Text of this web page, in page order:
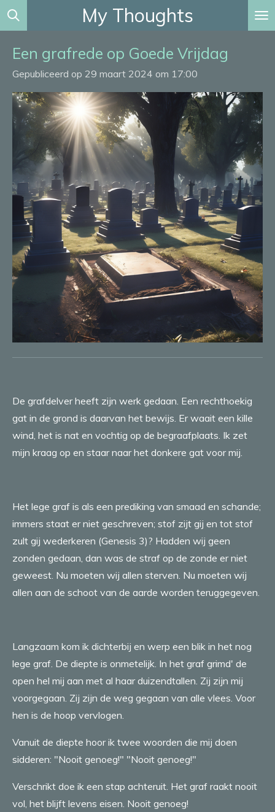
Ga
direct
naar
hoofdinhoud
My Thoughts
Een grafrede op Goede Vrijdag
Gepubliceerd op 29 maart 2024 om 17:00
De grafdelver heeft zijn werk gedaan. Een rechthoekig
gat in de grond is daarvan het bewijs. Er waait een kille
wind, het is nat en vochtig op de begraafplaats. Ik zet
mijn kraag op en staar naar het donkere gat voor mij.
Het lege graf is als een prediking van smaad en schande;
immers staat er niet geschreven; stof zijt gij en tot stof
zult gij wederkeren (Genesis 3)? Hadden wij geen
zonden gedaan, dan was de straf op de zonde er niet
geweest. Nu moeten wij allen sterven. Nu moeten wij
allen aan de schoot van de aarde worden teruggegeven.
Langzaam kom ik dichterbij en werp een blik in het nog
lege graf. De diepte is onmetelijk. In het graf grimd' de
open hel mij aan met al haar duizendtallen. Zij zijn mij
voorgegaan. Zij zijn de weg gegaan van alle vlees. Voor
hen is de hoop vervlogen.
Vanuit de diepte hoor ik twee woorden die mij doen
sidderen: "Nooit genoeg!" "Nooit genoeg!"
Verschrikt doe ik een stap achteruit. Het graf raakt nooit
vol, het blijft levens eisen. Nooit genoeg!